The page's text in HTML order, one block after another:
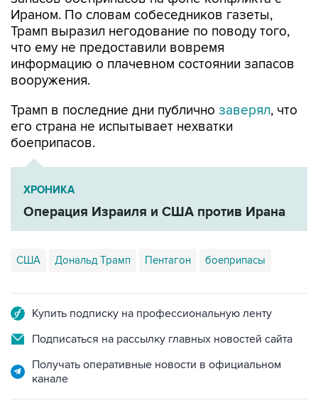
Ираном. По словам собеседников газеты,
Трамп выразил негодование по поводу того,
что ему не предоставили вовремя
информацию о плачевном состоянии запасов
вооружения.
Трамп в последние дни публично заверял, что
его страна не испытывает нехватки
боеприпасов.
ХРОНИКА
Операция Израиля и США против Ирана
США Дональд Трамп Пентагон боеприпасы
Купить подписку на профессиональную ленту
Подписаться на рассылку главных новостей сайта
Получать оперативные новости в официальном
канале